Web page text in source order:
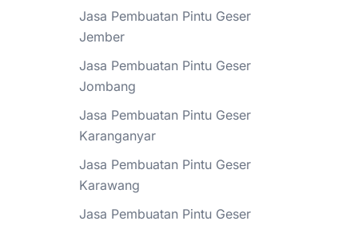
Jasa Pembuatan Pintu Geser
Jember
Jasa Pembuatan Pintu Geser
Jombang
Jasa Pembuatan Pintu Geser
Karanganyar
Jasa Pembuatan Pintu Geser
Karawang
Jasa Pembuatan Pintu Geser